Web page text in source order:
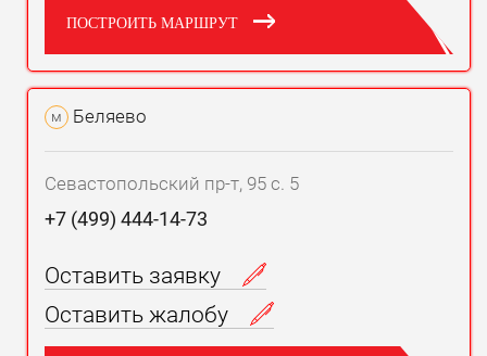
ПОСТРОИТЬ МАРШРУТ
м Беляево
Севастопольский пр-т, 95 с. 5
+7 (499) 444-14-73
Оставить заявку
Оставить жалобу